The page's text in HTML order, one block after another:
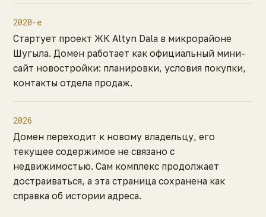
2020-е
Стартует проект ЖК Altyn Dala в микрорайоне
Шугыла. Домен работает как официальный мини-
сайт новостройки: планировки, условия покупки,
контакты отдела продаж.
2026
Домен переходит к новому владельцу, его
текущее содержимое не связано с
недвижимостью. Сам комплекс продолжает
достраиваться, а эта страница сохранена как
справка об истории адреса.